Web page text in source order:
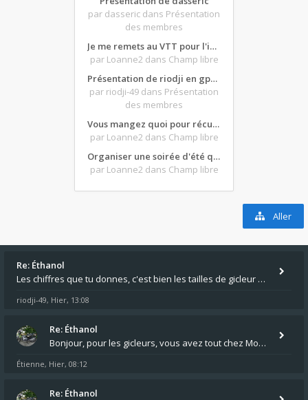
par dasseric dans Présentation
des membres
Je me remets au VTT pour l'intersaison, version électrique
par Loanne2 dans Champ libre
Présentation de riodji en gpz500
par riodji-49 dans Présentation
des membres
Vous mangez quoi pour récupérer après une grosse journée de moto ?
par Loanne2 dans Champ libre
Organiser une soirée d'été qui claque : vos bons plans matos ?
par Loanne2 dans Champ libre
Aller
Re: Éthanol
Les chiffres que tu donnes, c'est bien les tailles de gicleur ? Par contre tes "-2 tours" à quoi correspondent t'ils ?
riodji-49, Hier, 13:08
Re: Éthanol
Bonjour, pour les gicleurs, vous avez tout chez Motokristen à Bar sur Aube. https://www.motokristen.fr/ On peut aussi
Étienne, Hier, 08:12
Re: Éthanol